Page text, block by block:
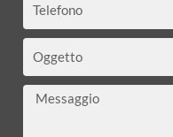
Messaggio